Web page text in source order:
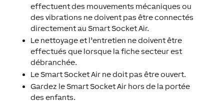
effectuent des mouvements mécaniques ou
des vibrations ne doivent pas être connectés
directement au Smart Socket Air.
Le nettoyage et l’entretien ne doivent être
effectués que lorsque la fiche secteur est
débranchée.
Le Smart Socket Air ne doit pas être ouvert.
Gardez le Smart Socket Air hors de la portée
des enfants.